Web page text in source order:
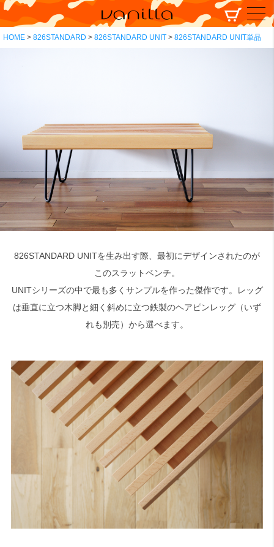
HOME 826STANDARD 826STANDARD UNIT 826STANDARD UNIT単品
検索
826STANDARD UNITを生み出す際、最初にデザインされたのが
このスラットベンチ。
UNITシリーズの中で最も多くサンプルを作った傑作です。レッグ
は垂直に立つ木脚と細く斜めに立つ鉄製のヘアピンレッグ（いず
れも別売）から選べます。